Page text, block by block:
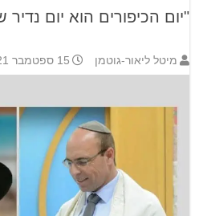
"יום הכיפורים הוא יום
מיטל ליאור-גוטמן 15 ספטמבר 2021 13:49